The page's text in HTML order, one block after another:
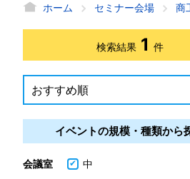
ホーム セミナー会場 商
検索結果 1 件
イベントの規模・種類から
会議室 中